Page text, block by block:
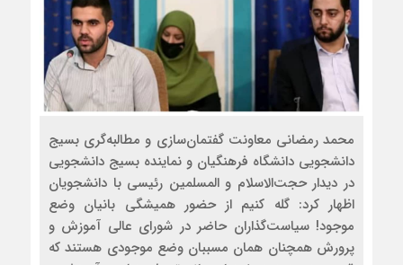
محمد رمضانی معاونت گفتمان‌سازی و مطالبه‌گری بسیج
دانشجویی دانشگاه فرهنگیان و نماینده بسیج دانشجویی
در دیدار حجت‌الاسلام و المسلمین رئیسی با دانشجویان
اظهار کرد: گله کنیم از حضور همیشگی بانیان وضع
موجود‌! سیاست‌گذاران حاضر در شورای عالی آموزش و
پرورش همچنان همان مسببان وضع موجودی هستند که